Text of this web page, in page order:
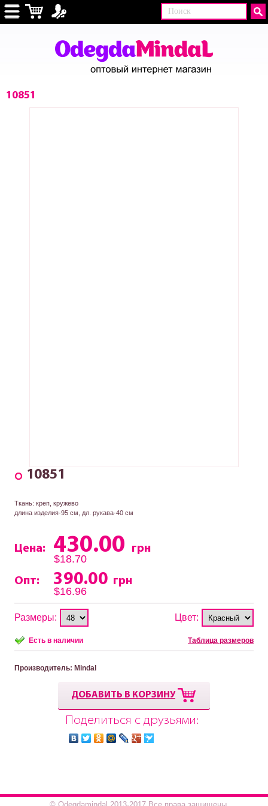
10851
10851
Ткань: креп, кружево
длина изделия-95 см, дл. рукава-40 см
Цена: 430.00
грн
$18.70
Опт:
390.00 грн
$16.96
Размеры: Цвет:
Есть в наличии Таблица размеров
Производитель: Mindal
ДОБАВИТЬ В КОРЗИНУ
Поделиться с друзьями: